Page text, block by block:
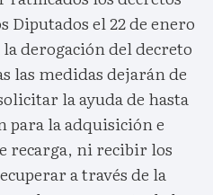
Diputados el 22 de enero
la derogación del decreto
las medidas dejarán de
la ayuda de hasta
para la adquisición e
recarga, ni recibir los
a través de la